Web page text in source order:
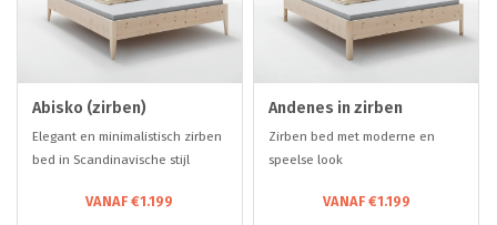
Abisko (zirben)
Elegant en minimalistisch zirben
bed in Scandinavische stijl
VANAF €1.199
Andenes in zirben
Zirben bed met moderne en
speelse look
VANAF €1.199